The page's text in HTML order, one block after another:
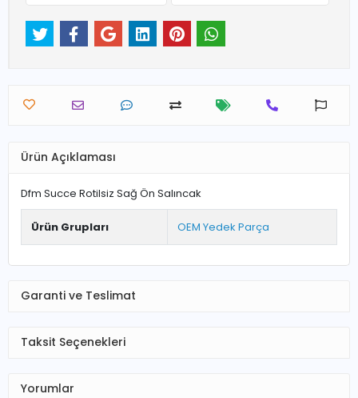
Ürün Açıklaması
Dfm Succe Rotilsiz Sağ Ön Salıncak
Ürün Grupları OEM Yedek Parça
Garanti ve Teslimat
Taksit Seçenekleri
Yorumlar